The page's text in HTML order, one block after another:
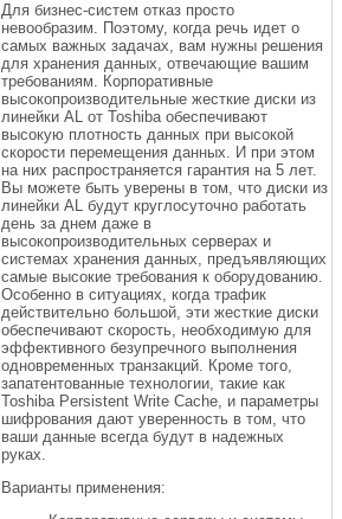
Для бизнес-систем отказ просто
невообразим. Поэтому, когда речь идет о
самых важных задачах, вам нужны решения
для хранения данных, отвечающие вашим
требованиям. Корпоративные
высокопроизводительные жесткие диски из
линейки AL от Toshiba обеспечивают
высокую плотность данных при высокой
скорости перемещения данных. И при этом
на них распространяется гарантия на 5 лет.
Вы можете быть уверены в том, что диски из
линейки AL будут круглосуточно работать
день за днем даже в
высокопроизводительных серверах и
системах хранения данных, предъявляющих
самые высокие требования к оборудованию.
Особенно в ситуациях, когда трафик
действительно большой, эти жесткие диски
обеспечивают скорость, необходимую для
эффективного безупречного выполнения
одновременных транзакций. Кроме того,
запатентованные технологии, такие как
Toshiba Persistent Write Cache, и параметры
шифрования дают уверенность в том, что
ваши данные всегда будут в надежных
руках.
Варианты применения: